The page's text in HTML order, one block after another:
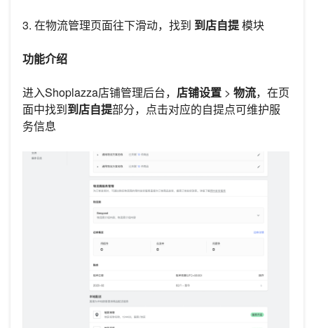
3. 在物流管理页面往下滑动，找到 到店自提模块
功能介绍
进入Shoplazza店铺管理后台， 店铺设置 > 物流，在页
面中找到到店自提部分，点击对应的自提点可维护服
务信息